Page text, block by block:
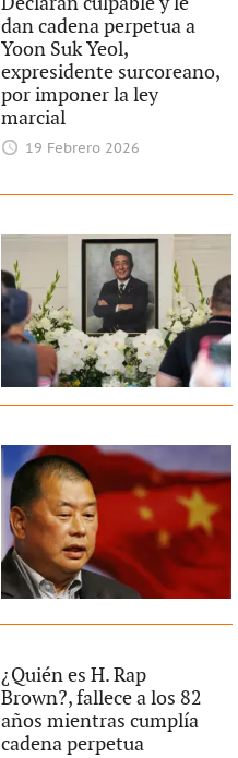
dan cadena perpetua a
Yoon Suk Yeol,
expresidente surcoreano,
por imponer la ley
marcial
19 Febrero 2026
¿Quién es H. Rap
Brown?, fallece a los 82
años mientras cumplía
cadena perpetua